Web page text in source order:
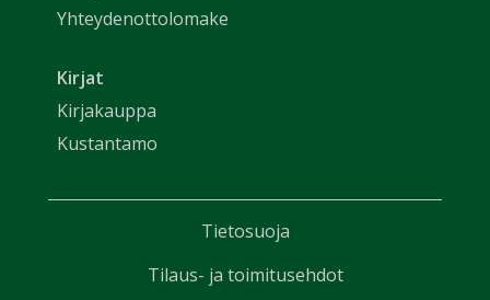
Yhteydenottolomake
Kirjat
Kirjakauppa
Kustantamo
Tietosuoja
Tilaus- ja toimitusehdot